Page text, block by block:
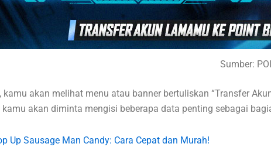
Sumber:
kamu akan melihat menu atau banner bertuliskan “Transfer
kamu akan diminta mengisi beberapa data penting sebagai
Up Sausage Man Candy: Cara Cepat dan Murah!